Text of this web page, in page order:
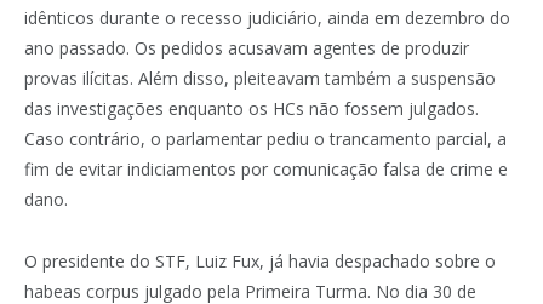
idênticos durante o recesso judiciário, ainda em dezembro do
ano passado. Os pedidos acusavam agentes de produzir
provas ilícitas. Além disso, pleiteavam também a suspensão
das investigações enquanto os HCs não fossem julgados.
Caso contrário, o parlamentar pediu o trancamento parcial, a
fim de evitar indiciamentos por comunicação falsa de crime e
dano.
O presidente do STF, Luiz Fux, já havia despachado sobre o
habeas corpus julgado pela Primeira Turma. No dia 30 de